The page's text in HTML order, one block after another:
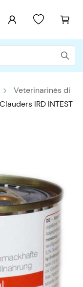
Veterinarinės di
IRD INTEST